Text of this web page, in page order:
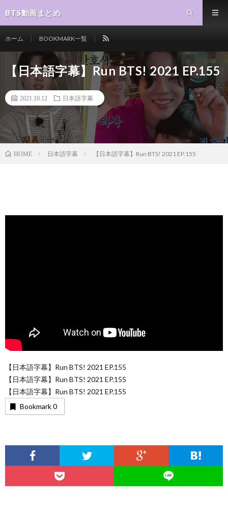
BTS動画まとめ
ホーム BOOKMARK一覧
【日本語字幕】Run BTS! 2021 EP.155
2021.10.12 日本語字幕
HOME 日本語字幕 【日本語字幕】Run BTS! 2021 EP.155
【日本語字幕】Run BTS! 2021 EP.155
【日本語字幕】Run BTS! 2021 EP.155
【日本語字幕】Run BTS! 2021 EP.155
Bookmark0